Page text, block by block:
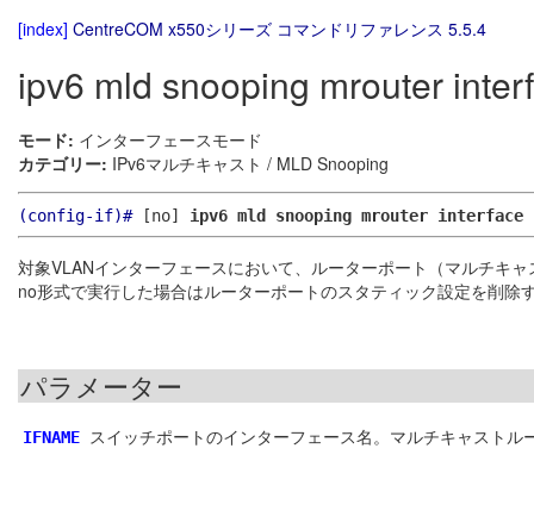
[index] CentreCOM x550シリーズ コマンドリファレンス 5.5.4
ipv6 mld snooping mrouter
モード: インターフェースモード
カテゴリー: IPv6マルチキャスト / MLD Snooping
(config-if)#[no] ipv6 mld snooping mrouter interface
対象VLANインターフェースにおいて、ルーターポート（マルチキ
no形式で実行した場合はルーターポートのスタティック設定を削
パラメーター
IFNAME スイッチポートのインターフェース名。マルチキャスト